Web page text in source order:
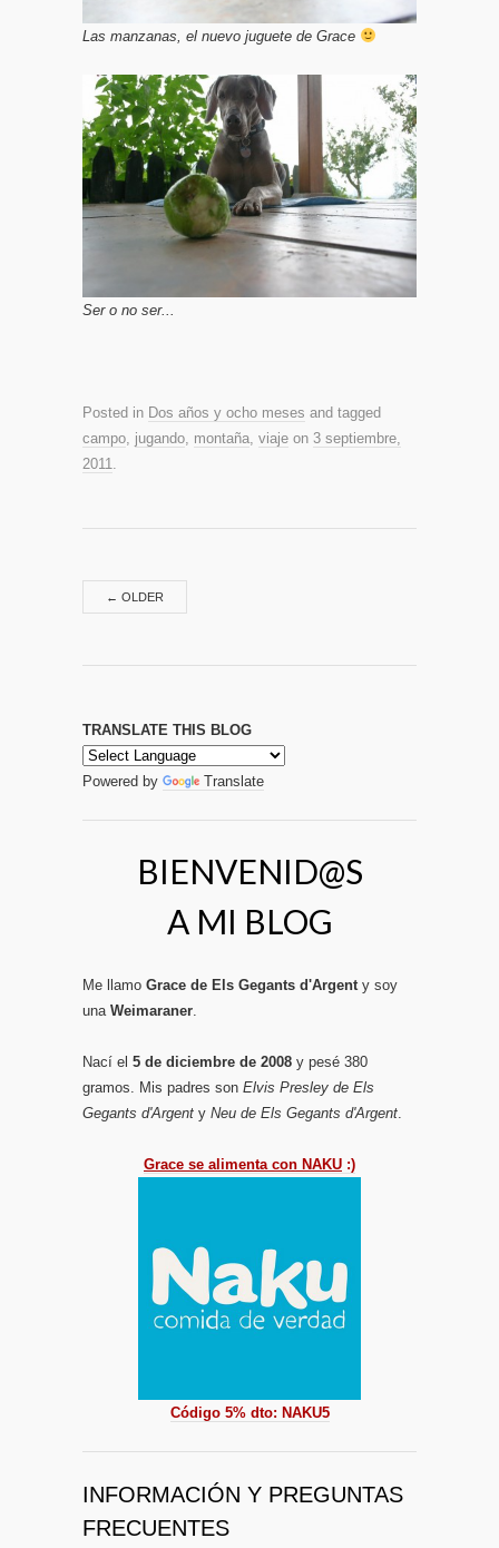
Las manzanas, el nuevo juguete de Grace
Ser o no ser...
Posted in Dos años y ocho meses and tagged
campo, jugando, montaña, viaje on 3 septiembre,
2011.
← OLDER
TRANSLATE THIS BLOG
Powered by Translate
BIENVENID@S
A MI BLOG
Me llamo Grace de Els Gegants d'Argenty soy
una Weimaraner.
Nací el 5 de diciembre de 2008 y pesé 380
gramos. Mis padres son Elvis Presley de Els
Gegants d'Argent y Neu de Els Gegants d'Argent.
Grace se alimenta con NAKU :)
Código 5% dto: NAKU5
INFORMACIÓN Y PREGUNTAS
FRECUENTES